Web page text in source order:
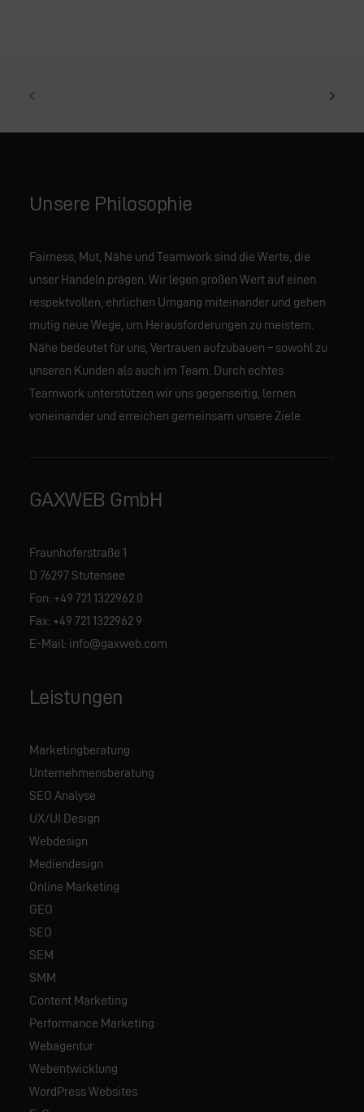
Unsere Philosophie
Fairness, Mut, Nähe und Teamwork sind die Werte, die
unser Handeln prägen. Wir legen großen Wert auf einen
respektvollen, ehrlichen Umgang miteinander und gehen
mutig neue Wege, um Herausforderungen zu meistern.
Nähe bedeutet für uns, Vertrauen aufzubauen – sowohl zu
unseren Kunden als auch im Team. Durch echtes
Teamwork unterstützen wir uns gegenseitig, lernen
voneinander und erreichen gemeinsam unsere Ziele.
GAXWEB GmbH
Fraunhoferstraße 1
D 76297 Stutensee
Fon: +49 721 1322962 0
Fax: +49 721 1322962 9
E-Mail: info@gaxweb.com
Leistungen
Marketingberatung
Unternehmensberatung
SEO Analyse
UX/UI Design
Webdesign
Mediendesign
Online Marketing
GEO
SEO
SEM
SMM
Content Marketing
Performance Marketing
Webagentur
Webentwicklung
WordPress Websites